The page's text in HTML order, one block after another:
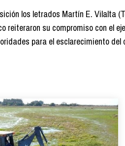
los letrados Martín E. Vilalta
reiteraron su compromiso con el
para el esclarecimiento del